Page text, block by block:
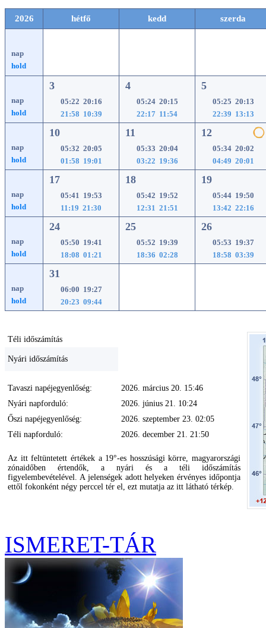
2026 hétfő kedd szerda
nap
hold
nap
hold
3
05:22 20:16
21:58 10:39
4
05:24 20:15
22:17 11:54
5
05:25 20:13
22:39 13:13
nap
hold
10
05:32 20:05
01:58 19:01
11
05:33 20:04
03:22 19:36
12
05:34 20:02
04:49 20:01
nap
hold
17
05:41 19:53
11:19 21:30
18
05:42 19:52
12:31 21:51
19
05:44 19:50
13:42 22:16
nap
hold
24
05:50 19:41
18:08 01:21
25
05:52 19:39
18:36 02:28
26
05:53 19:37
18:58 03:39
nap
hold
31
06:00 19:27
20:23 09:44
Téli időszámítás
Nyári időszámítás
Tavaszi napéjegyenlőség:
2026. március 20. 15:46
Nyári napforduló:
2026. június 21. 10:24
Őszi napéjegyenlőség:
2026. szeptember 23. 02:05
Téli napforduló:
2026. december 21. 21:50
Az itt feltüntetett értékek a 19°-es hosszúsági körre, magyarországi
zónaidőben értendők, a nyári és a téli időszámítás
figyelembevételével. A jelenségek adott helyeken érvényes időpontja
ettől fokonként négy perccel tér el, ezt mutatja az itt látható térkép.
ISMERET-TÁR